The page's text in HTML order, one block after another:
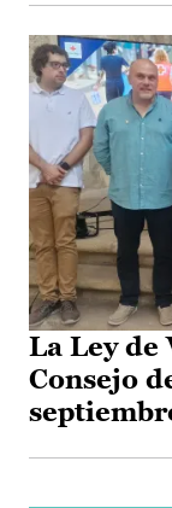
La Ley de
Consejo